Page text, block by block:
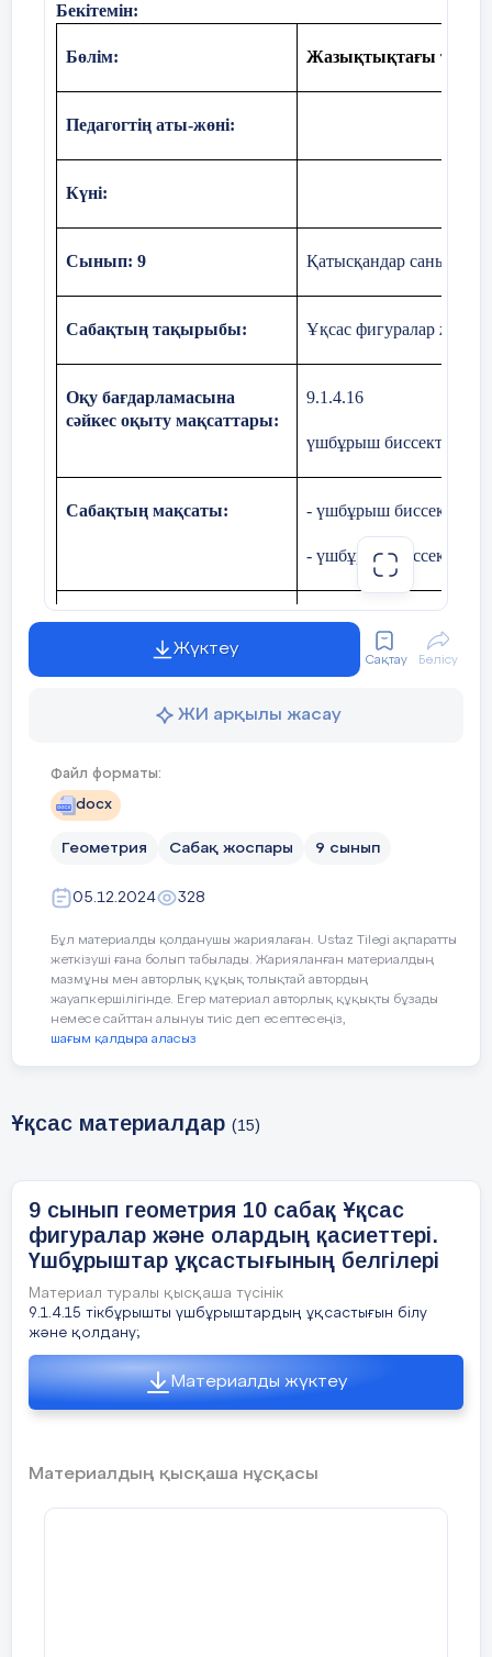
Бекітемін:
Бөлім: Жазықтықтағы
Педагогтің аты-жөні:
Күні:
Сынып: 9 Қатысқандар саны:
Сабақтың тақырыбы: Ұқсас фигуралар және
Оқу бағдарламасына
сәйкес оқыту мақсаттары:
9.1.4.16
үшбұрыш
Сабақтың мақсаты: - үшбұрыш
- үшбұрыш
Құндылықтар: Бірлік және ынтымақ
Командада жұмыс істей
-Өзгелерге
- Басқалар үшін
Уақыты/ Педагогтің әрекеті
тыру
5мин
Сыныптағы оқушылардың
Оқушыларды түгелдеу;
Сабақтың мақсатымен
таныстыру
бірге
Сабақтың
басы
Бүгінгі тақырыпты қысқаша слайдпен
келтіреді
Жүктеу
Сақтау Бөлісу
ЖИ арқылы жасау
Файл форматы:
docx
Геометрия Сабақ жоспары 9 сынып
05.12.2024 328
Бұл материалды қолданушы жариялаған. Ustaz Tilegi ақпаратты
жеткізуші ғана болып табылады. Жарияланған материалдың
мазмұны мен авторлық құқық толықтай автордың
жауапкершілігінде. Егер материал авторлық құқықты бұзады
немесе сайттан алынуы тиіс деп есептесеңіз,
шағым қалдыра аласыз
Ұқсас материалдар (15)
9 сынып геометрия 10 сабақ Ұқсас
фигуралар және олардың қасиеттері.
Үшбұрыштар ұқсастығының белгілері
Материал туралы қысқаша түсінік
9.1.4.15 тікбұрышты үшбұрыштардың ұқсастығын білу
және қолдану;
Материалды жүктеу
Материалдың қысқаша нұсқасы